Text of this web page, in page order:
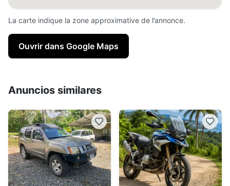
La carte indique la zone approximative de l’annonce.
Ouvrir dans Google Maps
Anuncios similares